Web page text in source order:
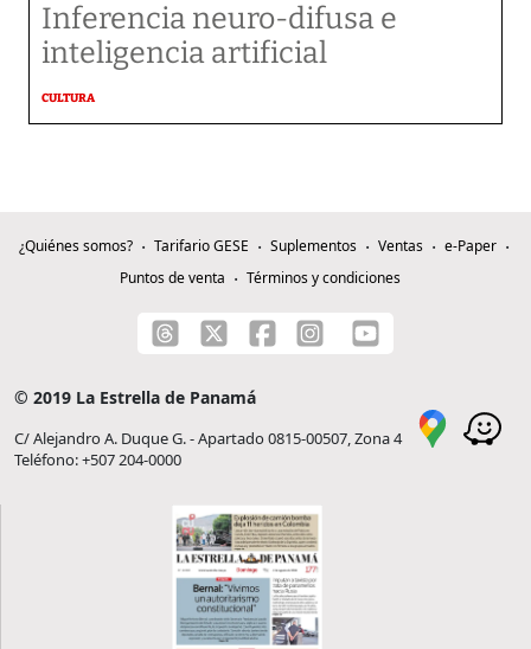
Inferencia neuro-difusa e
inteligencia artificial
CULTURA
¿Quiénes somos? Tarifario GESE Suplementos Ventas
e-Paper
Puntos de venta
Términos y condiciones
© 2019 La Estrella de Panamá
C/ Alejandro A. Duque G. - Apartado 0815-00507, Zona 4
Teléfono: +507 204-0000